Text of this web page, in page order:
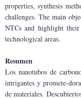
properties, synthesis
challenges. The main
NTCs and highlight
technological areas.
Resumen
Los nanotubos de
intrigantes y promete-
de materiales.